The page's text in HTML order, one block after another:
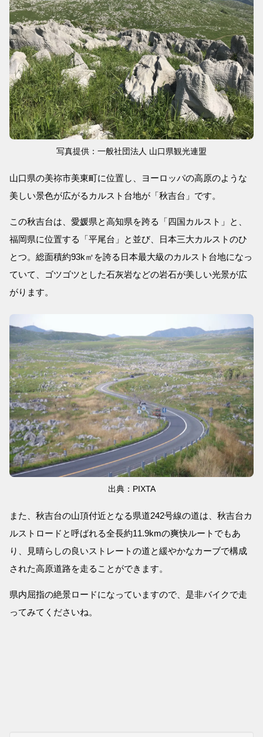
写真提供：一般社団法人 山口県観光連盟
山口県の美祢市美東町に位置し、ヨーロッパの高原のような
美しい景色が広がるカルスト台地が「秋吉台」です。
この秋吉台は、愛媛県と高知県を跨る「四国カルスト」と、
福岡県に位置する「平尾台」と並び、日本三大カルストのひ
とつ。総面積約93k㎡を誇る日本最大級のカルスト台地になっ
ていて、ゴツゴツとした石灰岩などの岩石が美しい光景が広
がります。
出典：PIXTA
また、秋吉台の山頂付近となる県道242号線の道は、秋吉台カ
ルストロードと呼ばれる全長約11.9kmの爽快ルートでもあ
り、見晴らしの良いストレートの道と緩やかなカーブで構成
された高原道路を走ることができます。
県内屈指の絶景ロードになっていますので、是非バイクで走
ってみてくださいね。